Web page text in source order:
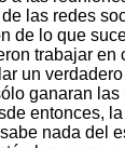
las redes
de lo que
trabajar en
un
ganaran
entonces,
nada del